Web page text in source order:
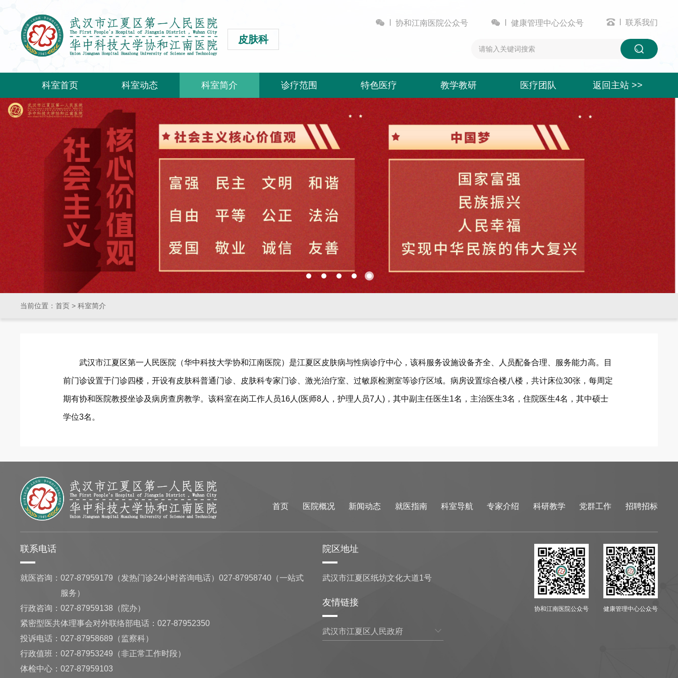
皮肤科
 协和江南医院公众号  健康管理中心公众号  联系我们
科室首页 科室动态 科室简介 诊疗范围 特色医疗 教学教研 医疗团队 返回主站 >>
当前位置：首页 >科室简介
武汉市江夏区第一人民医院（华中科技大学协和江南医院）是江夏区皮肤病与性病诊疗中心，该科服务设施设备齐全、人员配备合理、服务能力高。目
前门诊设置于门诊四楼，开设有皮肤科普通门诊、皮肤科专家门诊、激光治疗室、过敏原检测室等诊疗区域。病房设置综合楼八楼，共计床位30张，每周定
期有协和医院教授坐诊及病房查房教学。该科室在岗工作人员16人(医师8人，护理人员7人)，其中副主任医生1名，主治医生3名，住院医生4名，其中硕士
学位3名。
首页 医院概况 新闻动态 就医指南 科室导航 专家介绍 科研教学 党群工作 招聘招标
协和江南医院公众号 健康管理中心公众号
联系电话
就医咨询：027-87959179（发热门诊24小时咨询电话）027-87958740（一站式
服务）
行政咨询：027-87959138（院办）
紧密型医共体理事会对外联络部电话：027-87952350
投诉电话：027-87958689（监察科）
行政值班：027-87953249（非正常工作时段）
体检中心：027-87959103
院区地址
武汉市江夏区纸坊文化大道1号
友情链接
武汉市江夏区人民政府